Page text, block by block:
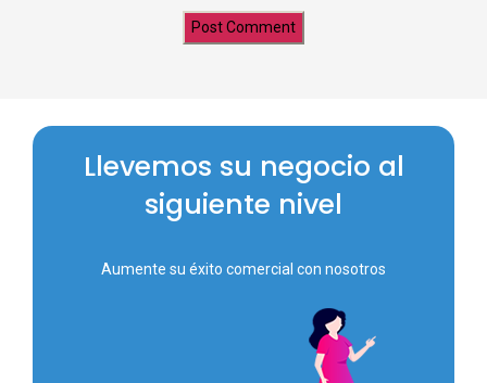
Llevemos su negocio al
siguiente nivel
Aumente su éxito comercial con nosotros